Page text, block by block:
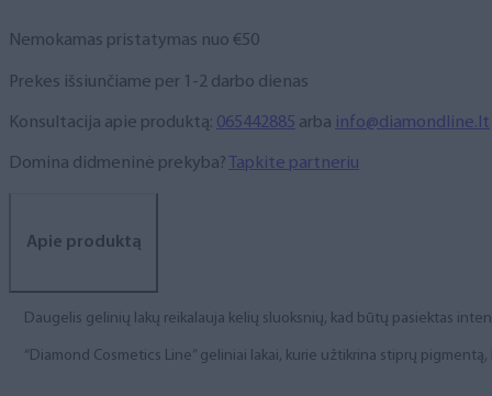
Nemokamas pristatymas nuo €50
Prekes išsiunčiame per 1-2 darbo dienas
Konsultacija apie produktą: 065442885 arba info@diamondline.lt
Domina didmeninė prekyba? Tapkite partneriu
Apie produktą
Daugelis gelinių lakų reikalauja kelių sluoksnių, kad būtų pasiektas
“Diamond Cosmetics Line” geliniai lakai, kurie užtikrina stiprų